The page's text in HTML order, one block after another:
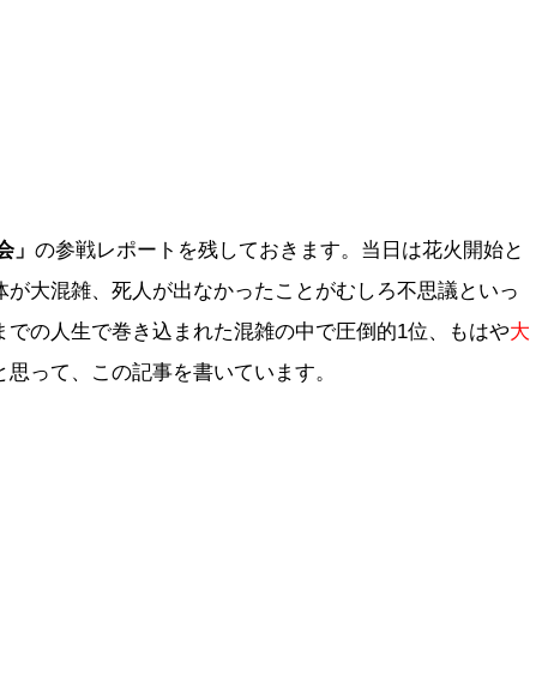
」 の参戦レポートを残しておきます。当日は花火開始と
大混雑、死人が出なかったことがむしろ不思議といっ
の人生で巻き込まれた混雑の中で圧倒的1位、もはや大
って、この記事を書いています。